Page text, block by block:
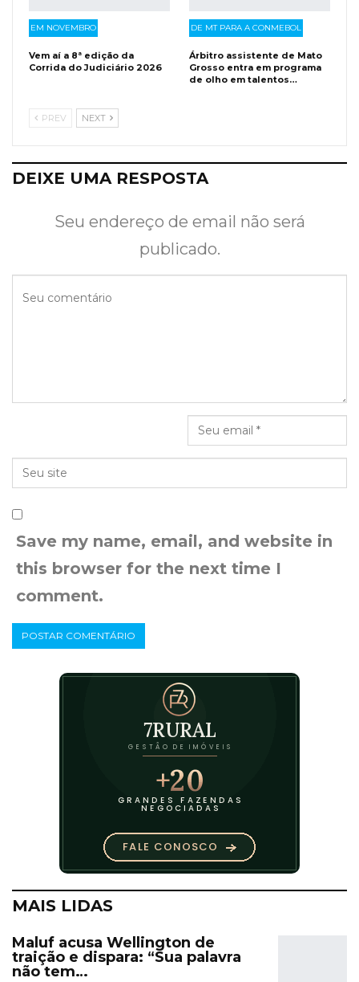
EM NOVEMBRO
Vem aí a 8ª edição da
Corrida do Judiciário 2026
DE MT PARA A CONMEBOL
Árbitro assistente de Mato
Grosso entra em programa
de olho em talentos…
PREV NEXT
DEIXE UMA RESPOSTA
Seu endereço de email não será
publicado.
Save my name, email, and website in
this browser for the next time I
comment.
MAIS LIDAS
Maluf acusa Wellington de
traição e dispara: “Sua palavra
não tem…